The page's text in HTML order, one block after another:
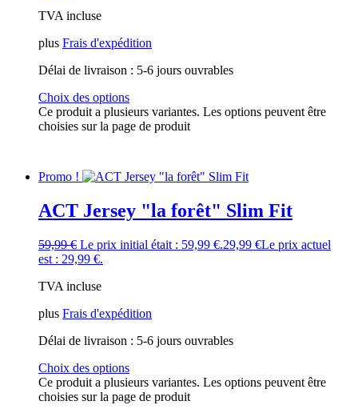
TVA incluse
plus Frais d'expédition
Délai de livraison : 5-6 jours ouvrables
Choix des options
Ce produit a plusieurs variantes. Les options peuvent être
choisies sur la page de produit
Promo !
ACT Jersey "la forêt" Slim Fit
59,99€ Le prix initial était : 59,99 €.29,99 €Le prix actuel
est : 29,99 €.
TVA incluse
plus Frais d'expédition
Délai de livraison : 5-6 jours ouvrables
Choix des options
Ce produit a plusieurs variantes. Les options peuvent être
choisies sur la page de produit